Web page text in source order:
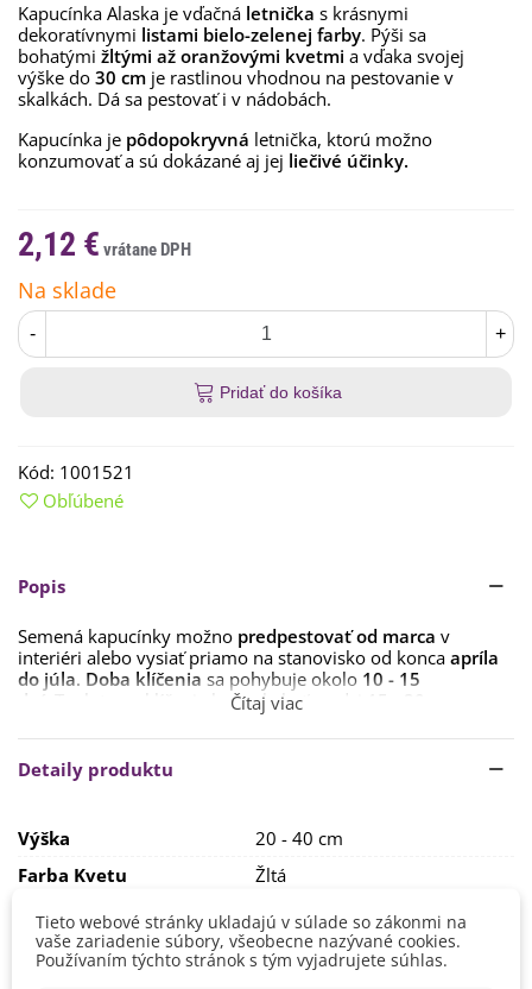
Kapucínka Alaska je vďačná letnička s krásnymi
dekoratívnymi listami bielo-zelenej farby. Pýši sa
bohatými žltými až oranžovými kvetmi a vďaka svojej
výške do 30 cm je rastlinou vhodnou na pestovanie v
skalkách. Dá sa pestovať i v nádobách.
Kapucínka je pôdopokryvná letnička, ktorú možno
konzumovať a sú dokázané aj jej liečivé účinky.
2,12 €
Na sklade
- +
Pridať do košíka
Kód: 1001521
Obľúbené
Popis
Semená kapucínky možno predpestovať od marca v
interiéri alebo vysiať priamo na stanovisko od konca apríla
do júla. Doba klíčenia sa pohybuje okolo 10 - 15
dní.
Teplota na klíčenie by mala byť medzi
Semienka sa sejú do hĺbky
20 cm.
Pred samotným výsevom sa odporúča semená máčať vo
Rastline bude vyhovovať
slnečné či polo-tienisté
skyprou a dobre priepustnoupôdou.
Čítaj viac
Detaily produktu
Výška
20 - 40 cm
Farba Kvetu
Žltá
Doba Kvitnutia
August
Júl
September
Tieto webové stránky ukladajú v súlade so zákonmi na
vaše zariadenie súbory, všeobecne nazývané cookies.
Používaním týchto stránok s tým vyjadrujete súhlas.